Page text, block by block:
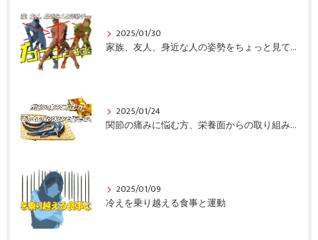
2025/01/30
家族、友人、身近な人の姿勢をちょっと見てみませんか？
2025/01/24
関節の痛みに悩む方、栄養面からの取り組みも重要ですよ！
2025/01/09
冷えを乗り越える食事と運動